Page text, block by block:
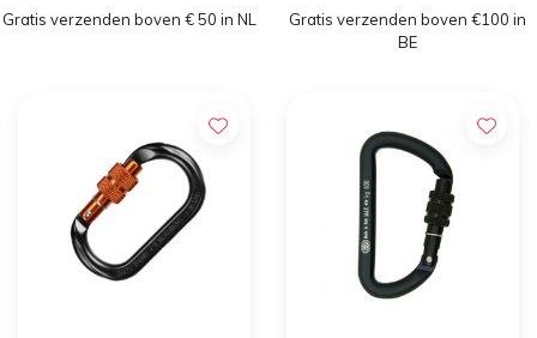
Gratis verzenden boven € 50 in NL
Gratis verzenden boven €100 in
BE